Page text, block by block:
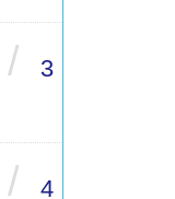
/ 3
/ 4